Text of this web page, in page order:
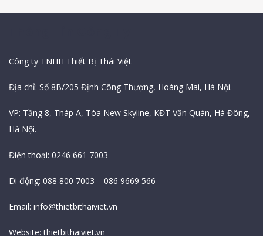
Công ty TNHH Thiết Bị Thái Việt
Địa chỉ: Số 8B/205 Định Công Thượng, Hoàng Mai, Hà Nội.
VP: Tầng 8, Tháp A, Tòa New Skyline, KĐT Văn Quán, Hà Đông,
Hà Nội.
Điện thoại: 0246 661 7003
Di động: 088 800 7003 – 086 9669 566
Email: info@thietbithaiviet.vn
Website:thietbithaiviet.vn